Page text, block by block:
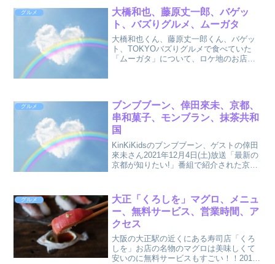
グルメ
大橋和也、藤原丈一郎、バゲッ
ト、バズりグルメ、ムーガタ
大橋和也くん、藤原丈一郎くん、バゲッ
ト、TOKYOバズりグルメで食べていた
「ムーガタ」について、ロケ地のお店な
グルメ
ブンブブーン、倖田來未、京都、
串和菓子、モンブラン、抹茶共和
国
KinKiKidsのブンブブーン、ゲストの倖田
來未さん2021年12月4日(土)放送「最新の
京都が知りたい!」番組で紹介された京都
グルメ
大正「くろしを」マグロ、メニュ
ー、無料サービス、営業時間、ア
クセス
大阪の大正駅の近くにある寿司店「くろ
しを」お店の名物のマグロは美味しくて
安いのに無料サービスもすごい！！2019